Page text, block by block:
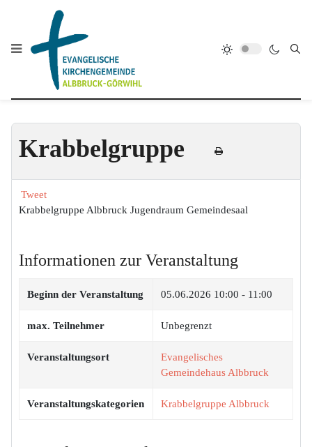
Krabbelgruppe
Tweet
Krabbelgruppe Albbruck Jugendraum Gemeindesaal
Informationen zur Veranstaltung
Beginn der Veranstaltung 05.06.2026 10:00 - 11:00
max. Teilnehmer Unbegrenzt
Veranstaltungsort
Evangelisches
Gemeindehaus Albbruck
Veranstaltungskategorien Krabbelgruppe Albbruck